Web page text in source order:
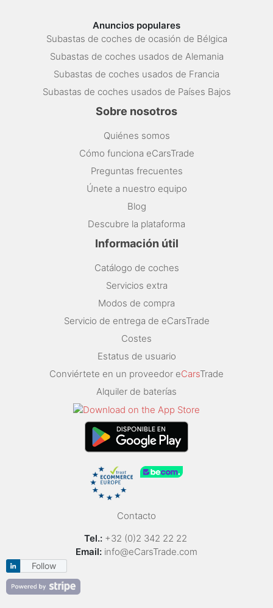
Anuncios populares
Subastas de coches de ocasión de Bélgica
Subastas de coches usados de Alemania
Subastas de coches usados de Francia
Subastas de coches usados de Países Bajos
Sobre nosotros
Quiénes somos
Cómo funciona eCarsTrade
Preguntas frecuentes
Únete a nuestro equipo
Blog
Descubre la plataforma
Información útil
Catálogo de coches
Servicios extra
Modos de compra
Servicio de entrega de eCarsTrade
Costes
Estatus de usuario
Conviértete en un proveedor eCarsTrade
Alquiler de baterías
Contacto
Tel.: +32 (0)2 342 22 22
Email: info@eCarsTrade.com
Follow